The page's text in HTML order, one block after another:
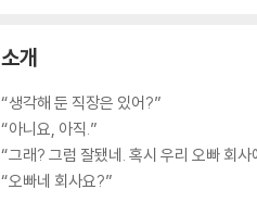
소개
“생각해 둔 직장은 있어?”
“아니요, 아직.”
“그래? 그럼 잘됐네. 혹시 우리 오빠 회
“오빠네 회사요?”